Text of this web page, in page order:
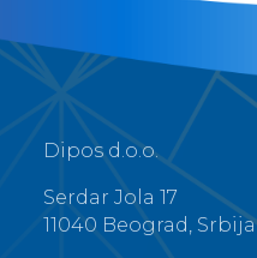
Dipos d.o.o.
Serdar Jola 17
11040 Beograd, Srbija